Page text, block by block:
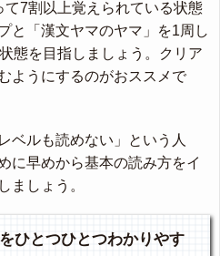
7割以上覚えられている状態
と「漢文ヤマのヤマ」を1周し
態を目指しましょう。クリア
ようにするのがおススメで
ベルも読めない」という人
に早めから基本の読み方をイ
ましょう。
ひとつひとつわかりやす